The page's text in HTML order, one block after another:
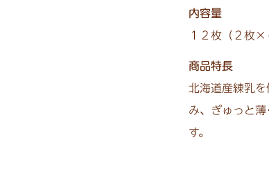
内容量
１２枚（２枚×
商品特長
北海道産練乳
み、ぎゅっと
す。